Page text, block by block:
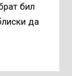
бил
да